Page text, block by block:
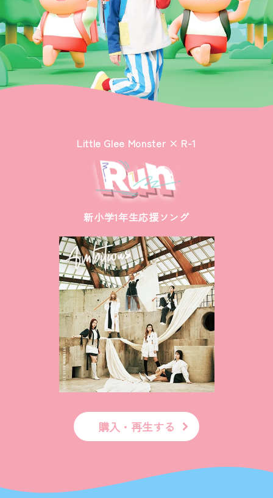
Little Glee Monster × R-1
新小学1年生応援ソング
購入・再生する